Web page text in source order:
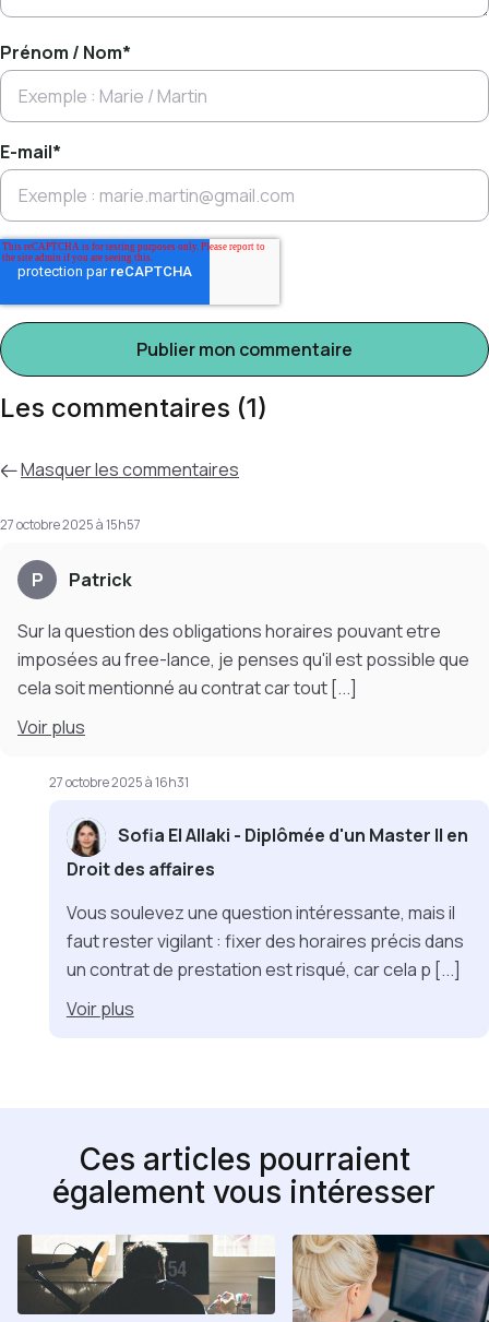
Prénom / Nom*
E-mail*
Les commentaires (1)
Masquerles commentaires
27 octobre 2025 à 15h57
P Patrick
Sur la question des obligations horaires pouvant etre
imposées au free-lance, je penses qu'il est possible que
cela soit mentionné au contrat car tout [...]
Voirplus
27 octobre 2025 à 16h31
Sofia El Allaki - Diplômée d'un Master II en
Droit des affaires
Vous soulevez une question intéressante, mais il
faut rester vigilant : fixer des horaires précis dans
un contrat de prestation est risqué, car cela p [...]
Voirplus
Ces articles pourraient
également vous intéresser